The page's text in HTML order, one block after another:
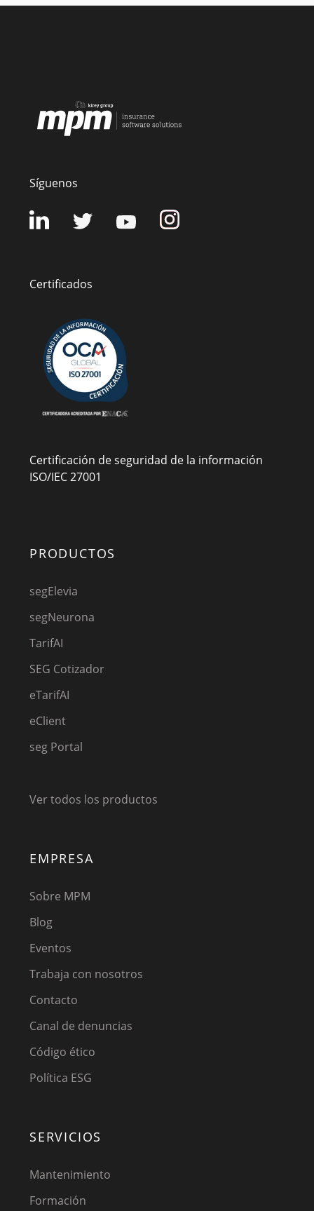
Síguenos
Certificados
Certificación de seguridad de la información
ISO/IEC 27001
PRODUCTOS
segElevia
segNeurona
TarifAI
SEG Cotizador
eTarifAI
eClient
seg Portal
Ver todos los productos
EMPRESA
Sobre MPM
Blog
Eventos
Trabaja con nosotros
Contacto
Canal de denuncias
Código ético
Política ESG
SERVICIOS
Mantenimiento
Formación